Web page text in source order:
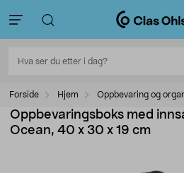
Forside Hjem Oppbevaring og
Oppbevaringsboks med
Ocean, 40 x 30 x 19 cm